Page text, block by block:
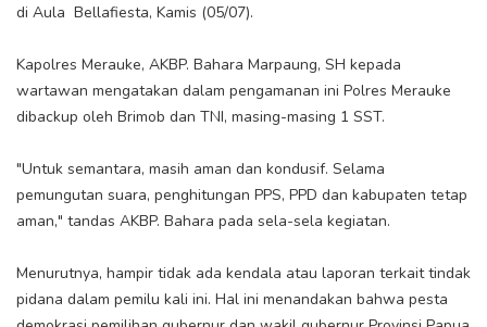
di Aula Bellafiesta, Kamis (05/07).
Kapolres Merauke, AKBP. Bahara Marpaung, SH kepada
wartawan mengatakan dalam pengamanan ini Polres Merauke
dibackup oleh Brimob dan TNI, masing-masing 1 SST.
"Untuk semantara, masih aman dan kondusif. Selama
pemungutan suara, penghitungan PPS, PPD dan kabupaten tetap
aman," tandas AKBP. Bahara pada sela-sela kegiatan.
Menurutnya, hampir tidak ada kendala atau laporan terkait tindak
pidana dalam pemilu kali ini. Hal ini menandakan bahwa pesta